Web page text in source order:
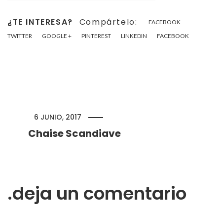
¿TE INTERESA? Compártelo:
FACEBOOK
TWITTER
GOOGLE + PINTEREST LINKEDIN FACEBOOK
6 JUNIO, 2017
Chaise Scandiave
deja un comentario